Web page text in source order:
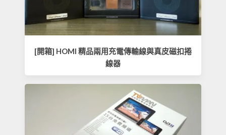
[開箱] HOMI 精品兩用充電傳輸線與真皮磁扣捲
線器